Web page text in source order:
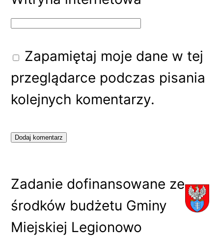
Zapamiętaj moje dane w tej
przeglądarce podczas pisania
kolejnych komentarzy.
Zadanie dofinansowane ze
środków budżetu Gminy
Miejskiej Legionowo